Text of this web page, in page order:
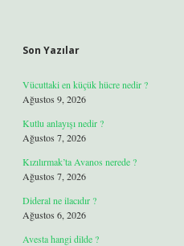
Son Yazılar
Vücuttaki en küçük hücre nedir ?
Ağustos 9, 2026
Kutlu anlayışı nedir ?
Ağustos 7, 2026
Kızılırmak’ta Avanos nerede ?
Ağustos 7, 2026
Dideral ne ilacıdır ?
Ağustos 6, 2026
Avesta hangi dilde ?